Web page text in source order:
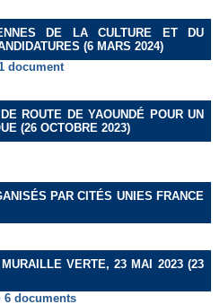
DE LA CULTURE ET DU
(6 MARS 2024)
document
ROUTE DE YAOUNDÉ POUR UN
(26 OCTOBRE 2023)
PAR CITÉS UNIES FRANCE
VERTE, 23 MAI 2023 (23
6 documents